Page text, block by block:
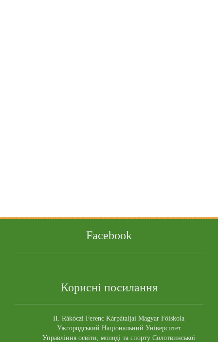
Facebook
Корисні посилання
II. Rákóczi Ferenc Kárpátaljai Magyar Főiskola
Ужгородський Національний Університет
Управління освіти, молоді та спорту Солотвинської